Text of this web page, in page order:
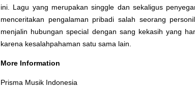
ini. Lagu yang merupakan singgle dan sekaligus
menceritakan pengalaman pribadi salah seorang
menjalin hubungan special dengan sang kekasih yang
karena kesalahpahaman satu sama lain.
More Information
Prisma Musik Indonesia